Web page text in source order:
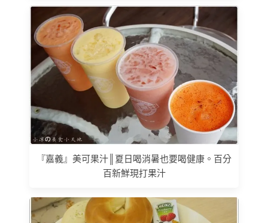
『嘉義』美可果汁║夏日喝消暑也要喝健康。百分
百新鮮現打果汁